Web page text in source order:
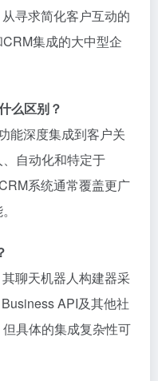
寻求简化客户互动的
集成的大中型企
么区别？
能深度集成到客户关
自动化和特定于
系统通常覆盖更广
聊天机器人构建器采
API及其他社
具体的集成复杂性可